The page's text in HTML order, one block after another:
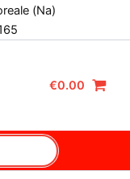
(Na)
€0.00